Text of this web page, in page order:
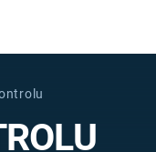
Války